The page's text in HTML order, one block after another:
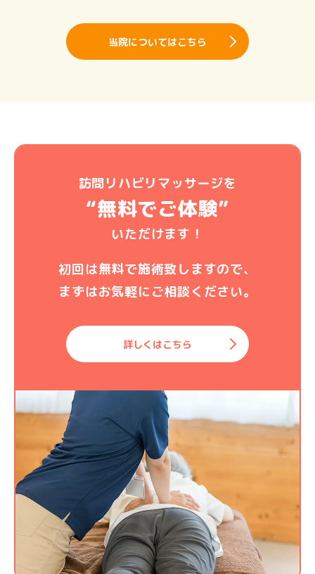
当院についてはこちら
訪問リハビリマッサージを
“無料でご体験”
いただけます！
初回は無料で施術致しますので、
まずはお気軽にご相談ください。
詳しくはこちら